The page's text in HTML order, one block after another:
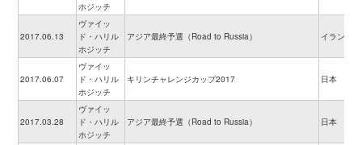
ホジッチ
2017.06.13
ヴァイッ
ド・ハリル
ホジッチ
アジア最終予選（Road to Russia） イラン
2017.06.07
ヴァイッ
ド・ハリル
ホジッチ
キリンチャレンジカップ2017 日本
2017.03.28
ヴァイッ
ド・ハリル
ホジッチ
アジア最終予選（Road to Russia） 日本